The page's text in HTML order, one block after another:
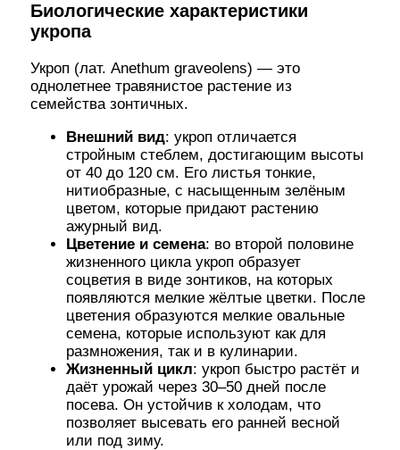
Биологические характеристики
укропа
Укроп (лат. Anethum graveolens) — это
однолетнее травянистое растение из
семейства зонтичных.
Внешний вид: укроп отличается
стройным стеблем, достигающим высоты
от 40 до 120 см. Его листья тонкие,
нитиобразные, с насыщенным зелёным
цветом, которые придают растению
ажурный вид.
Цветение и семена: во второй половине
жизненного цикла укроп образует
соцветия в виде зонтиков, на которых
появляются мелкие жёлтые цветки. После
цветения образуются мелкие овальные
семена, которые используют как для
размножения, так и в кулинарии.
Жизненный цикл: укроп быстро растёт и
даёт урожай через 30–50 дней после
посева. Он устойчив к холодам, что
позволяет высевать его ранней весной
или под зиму.